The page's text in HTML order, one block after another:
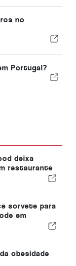
no
Portugal?
deixa
restaurante
sorvete para
em
obesidade